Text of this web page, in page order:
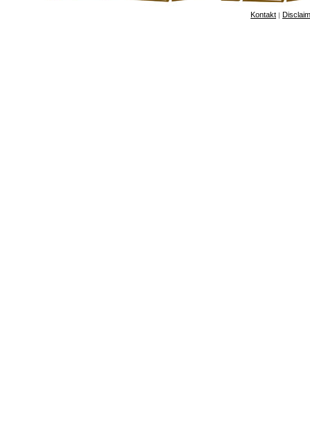
Kontakt |